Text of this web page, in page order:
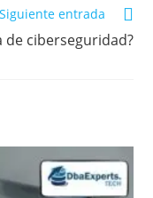
Siguiente entrada
de ciberseguridad?